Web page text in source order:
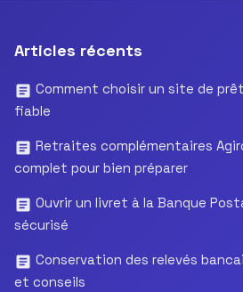
Articles récents
Comment choisir un site de
fiable
Retraites complémentaires
complet pour bien préparer
Ouvrir un livret à la Banque
sécurisé
Conservation des relevés
et conseils